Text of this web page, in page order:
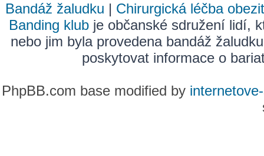
Bandáž žaludku | Chirurgická léčba
Banding klub je občanské sdružení lidí,
nebo jim byla provedena bandáž
poskytovat informace o
PhpBB.com base modified by